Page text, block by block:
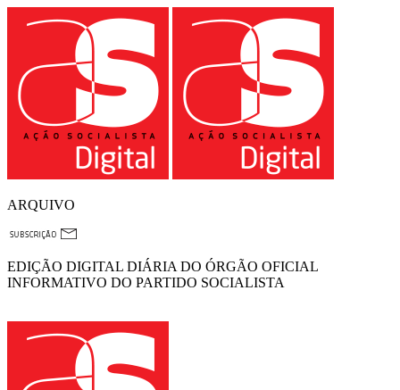
ARQUIVO
EDIÇÃO DIGITAL DIÁRIA DO ÓRGÃO OFICIAL
INFORMATIVO DO PARTIDO SOCIALISTA